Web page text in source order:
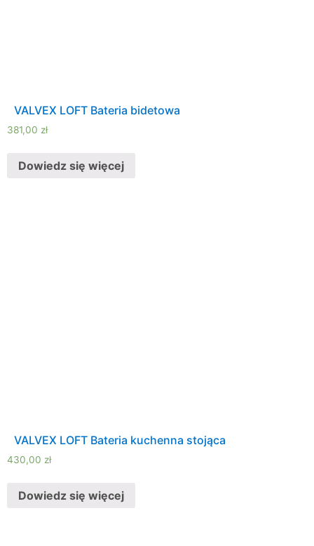
VALVEX LOFT Bateria bidetowa
381,00 zł
Dowiedz się więcej
VALVEX LOFT Bateria kuchenna stojąca
430,00 zł
Dowiedz się więcej